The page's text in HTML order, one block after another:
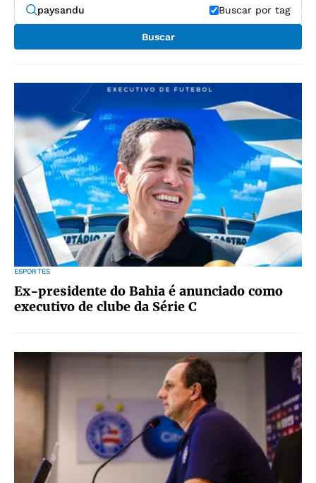
Buscar por tag
Buscar
ESPORTES
Ex-presidente do Bahia é anunciado como
executivo de clube da Série C